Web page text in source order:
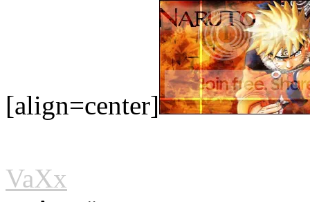
[align=center]
VaXx